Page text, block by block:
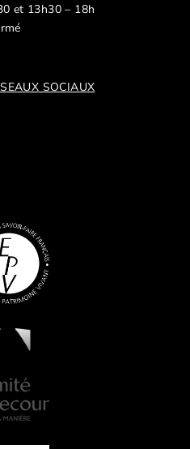
et 13h30 – 18h
SOCIAUX